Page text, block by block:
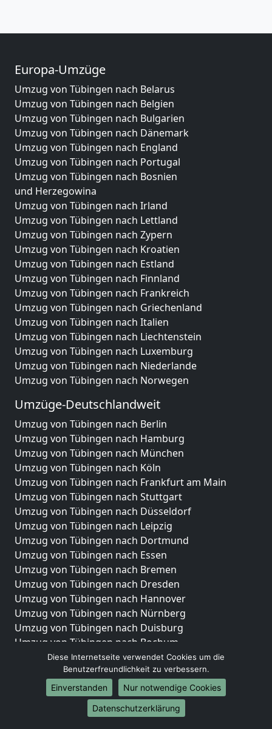
Europa-Umzüge
Umzug von Tübingen nach Belarus
Umzug von Tübingen nach Belgien
Umzug von Tübingen nach Bulgarien
Umzug von Tübingen nach Dänemark
Umzug von Tübingen nach England
Umzug von Tübingen nach Portugal
Umzug von Tübingen nach Bosnien
und Herzegowina
Umzug von Tübingen nach Irland
Umzug von Tübingen nach Lettland
Umzug von Tübingen nach Zypern
Umzug von Tübingen nach Kroatien
Umzug von Tübingen nach Estland
Umzug von Tübingen nach Finnland
Umzug von Tübingen nach Frankreich
Umzug von Tübingen nach Griechenland
Umzug von Tübingen nach Italien
Umzug von Tübingen nach Liechtenstein
Umzug von Tübingen nach Luxemburg
Umzug von Tübingen nach Niederlande
Umzug von Tübingen nach Norwegen
Umzüge-Deutschlandweit
Umzug von Tübingen nach Berlin
Umzug von Tübingen nach Hamburg
Umzug von Tübingen nach München
Umzug von Tübingen nach Köln
Umzug von Tübingen nach Frankfurt am Main
Umzug von Tübingen nach Stuttgart
Umzug von Tübingen nach Düsseldorf
Umzug von Tübingen nach Leipzig
Umzug von Tübingen nach Dortmund
Umzug von Tübingen nach Essen
Umzug von Tübingen nach Bremen
Umzug von Tübingen nach Dresden
Umzug von Tübingen nach Hannover
Umzug von Tübingen nach Nürnberg
Umzug von Tübingen nach Duisburg
Umzug von Tübingen nach Bochum
Umzug von Tübingen nach Wuppertal
Umzug von Tübingen nach Bielefeld
Umzug von Tübingen nach Bonn
Umzug von Tübingen nach Münster
Diese Internetseite verwendet Cookies um die
Benutzerfreundlichkeit zu verbessern.
Einverstanden
Nur notwendige Cookies
Datenschutzerklärung